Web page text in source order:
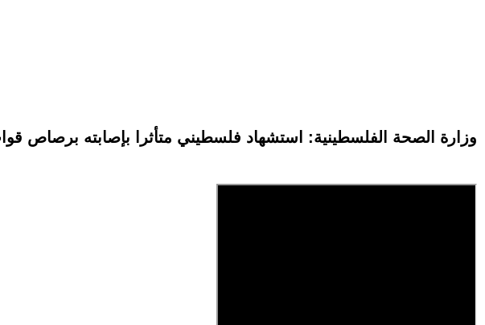
وزارة الصحة الفلسطينية: استشهاد فلسطيني متأثرا بإصابته برصاص